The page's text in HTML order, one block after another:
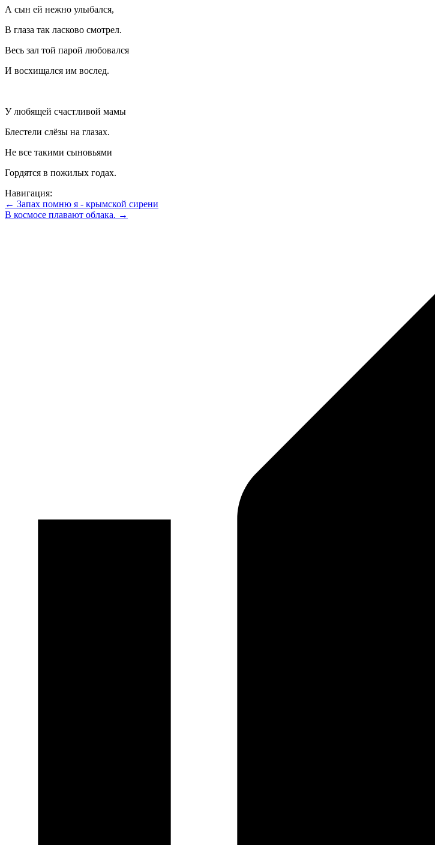
А сын ей нежно улыбался,
В глаза так ласково смотрел.
Весь зал той парой любовался
И восхищался им вослед.
У любящей счастливой мамы
Блестели слёзы на глазах.
Не все такими сыновьями
Гордятся в пожилых годах.
Навигация:
← Запах помню я - крымской сирени
В космосе плавают облака. →